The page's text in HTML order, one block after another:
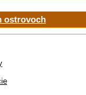
ostrovoch